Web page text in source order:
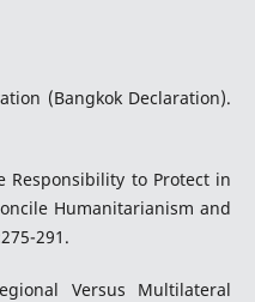
(Bangkok Declaration).
Responsibility to Protect in
Humanitarianism and
291.
Versus Multilateral